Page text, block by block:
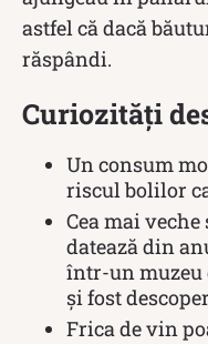
astfel că dacă
răspândi.
Curiozități
Un consum
riscul bolilor
Cea mai
datează din
într-un muzeu
și fost
Frica de vin